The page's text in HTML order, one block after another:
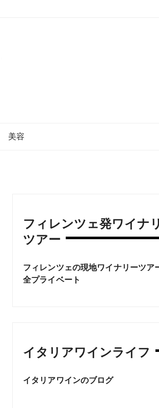
美容
フィレンツェ発ワイナ
ツアー
フィレンツェの現地ワイナリーツア
全プライベート
イタリアワインライフ
イタリアワインのブログ